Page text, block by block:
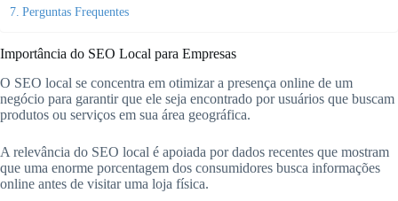
Perguntas Frequentes
Importância do SEO Local para Empresas
O SEO local se concentra em otimizar a presença online de um
negócio para garantir que ele seja encontrado por usuários que buscam
produtos ou serviços em sua área geográfica.
A relevância do SEO local é apoiada por dados recentes que mostram
que uma enorme porcentagem dos consumidores busca informações
online antes de visitar uma loja física.